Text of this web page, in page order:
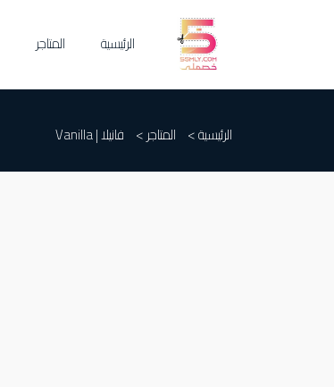
الرئيسية المتاجر
الرئيسية > المتاجر > فانيلا | Vanilla